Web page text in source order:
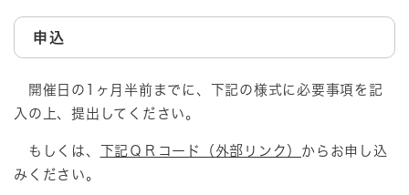
申込
開催日の1ヶ月半前までに、下記の様式に必要事項を記
入の上、提出してください。
もしくは、 下記ＱＲコード（外部リンク） からお申し込
みください。